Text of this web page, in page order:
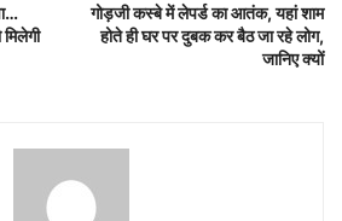
गोड़जी कस्बे में लेपर्ड का आतंक, यहां शाम
होते ही घर पर दुबक कर बैठ जा रहे लोग,
जानिए क्यों